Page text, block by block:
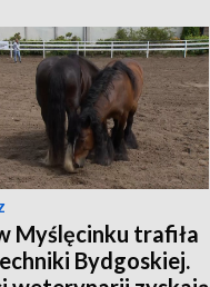
Myślęcinku trafiła
Bydgoskiej.